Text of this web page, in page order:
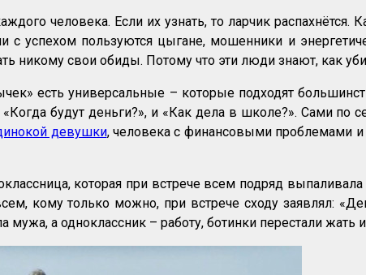
человека. Если их узнать, то ларчик
с успехом пользуются цыгане, мошенники и
никому свои обиды. Потому что эти люди знают, как
есть универсальные – которые подходят
будут деньги?», и «Как дела в школе?». Сами по
девушки, человека с финансовыми проблемами и
которая при встрече всем подряд
кому только можно, при встрече сходу заявлял:
мужа, а одноклассник – работу, ботинки перестали